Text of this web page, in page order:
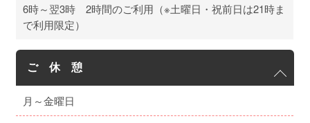
6時～翌3時 2時間のご利用（※土曜日・祝前日は21時ま
で利用限定）
ご 休 憩
月～金曜日